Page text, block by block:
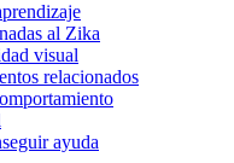
al Zika
visual
relacionados
ayuda